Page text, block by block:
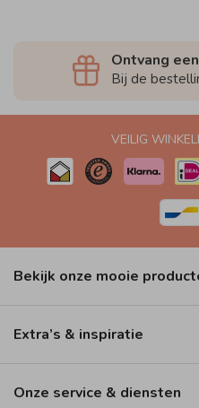
Ontvang
Bij de
VEILIG
Bekijk onze mooie
Extra’s & inspiratie
Onze service & diensten